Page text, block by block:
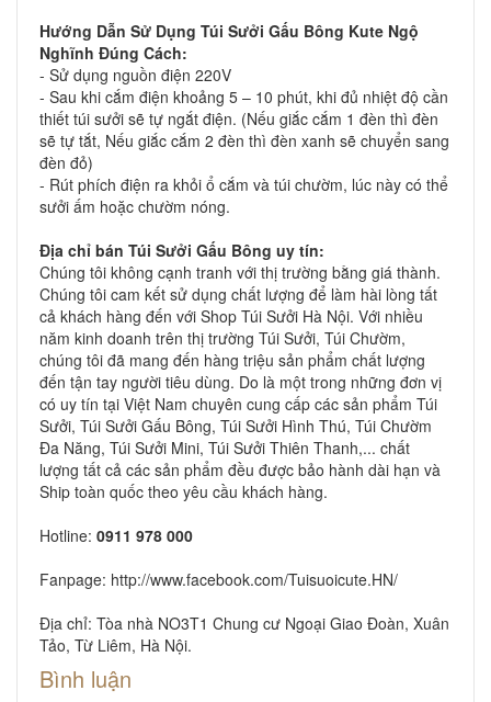
Hướng Dẫn Sử Dụng Túi Sưởi Gấu Bông Kute Ngộ
Nghĩnh Đúng Cách:
- Sử dụng nguồn điện 220V
- Sau khi cắm điện khoảng 5 – 10 phút, khi đủ nhiệt độ cần
thiết túi sưởi sẽ tự ngắt điện. (Nếu giắc cắm 1 đèn thì đèn
sẽ tự tắt, Nếu giắc cắm 2 đèn thì đèn xanh sẽ chuyển sang
đèn đỏ)
- Rút phích điện ra khỏi ổ cắm và túi chườm, lúc này có thể
sưởi ấm hoặc chườm nóng.
Địa chỉ bán Túi Sưởi Gấu Bông uy tín:
Chúng tôi không cạnh tranh với thị trường bằng giá thành.
Chúng tôi cam kết sử dụng chất lượng để làm hài lòng tất
cả khách hàng đến với Shop Túi Sưởi Hà Nội. Với nhiều
năm kinh doanh trên thị trường Túi Sưởi, Túi Chườm,
chúng tôi đã mang đến hàng triệu sản phẩm chất lượng
đến tận tay người tiêu dùng. Do là một trong những đơn vị
có uy tín tại Việt Nam chuyên cung cấp các sản phẩm Túi
Sưởi, Túi Sưởi Gấu Bông, Túi Sưởi Hình Thú, Túi Chườm
Đa Năng, Túi Sưởi Mini, Túi Sưởi Thiên Thanh,... chất
lượng tất cả các sản phẩm đều được bảo hành dài hạn và
Ship toàn quốc theo yêu cầu khách hàng.
Hotline: 0911 978 000
Fanpage: http://www.facebook.com/Tuisuoicute.HN/
Địa chỉ: Tòa nhà NO3T1 Chung cư Ngoại Giao Đoàn, Xuân
Tảo, Từ Liêm, Hà Nội.
Bình luận